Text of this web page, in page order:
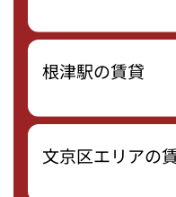
根津駅の賃貸
文京区エリアの